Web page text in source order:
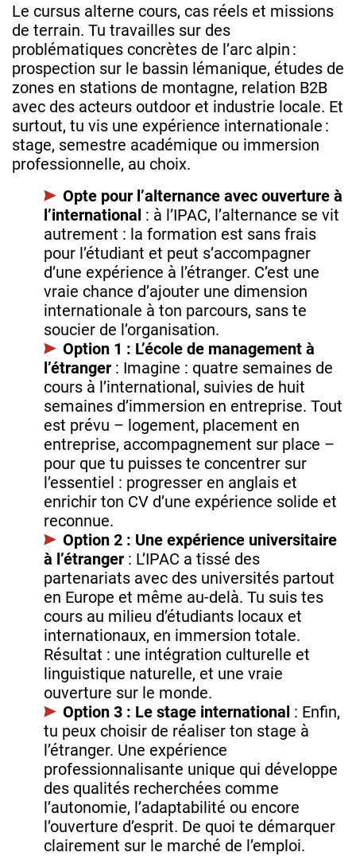
Le cursus alterne cours, cas réels et missions
de terrain. Tu travailles sur des
problématiques concrètes de l’arc alpin :
prospection sur le bassin lémanique, études de
zones en stations de montagne, relation B2B
avec des acteurs outdoor et industrie locale. Et
surtout, tu vis une expérience internationale :
stage, semestre académique ou immersion
professionnelle, au choix.
Opte pour l’alternance avec ouverture à
l’international : à l’IPAC, l’alternance se vit
autrement : la formation est sans frais
pour l’étudiant et peut s’accompagner
d’une expérience à l’étranger. C’est une
vraie chance d’ajouter une dimension
internationale à ton parcours, sans te
soucier de l’organisation.
Option 1 : L’école de management à
l’étranger : Imagine : quatre semaines de
cours à l’international, suivies de huit
semaines d’immersion en entreprise. Tout
est prévu – logement, placement en
entreprise, accompagnement sur place –
pour que tu puisses te concentrer sur
l’essentiel : progresser en anglais et
enrichir ton CV d’une expérience solide et
reconnue.
Option 2 : Une expérience universitaire
à l’étranger : L’IPAC a tissé des
partenariats avec des universités partout
en Europe et même au-delà. Tu suis tes
cours au milieu d’étudiants locaux et
internationaux, en immersion totale.
Résultat : une intégration culturelle et
linguistique naturelle, et une vraie
ouverture sur le monde.
Option 3 : Le stage international : Enfin,
tu peux choisir de réaliser ton stage à
l’étranger. Une expérience
professionnalisante unique qui développe
des qualités recherchées comme
l’autonomie, l’adaptabilité ou encore
l’ouverture d’esprit. De quoi te démarquer
clairement sur le marché de l’emploi.